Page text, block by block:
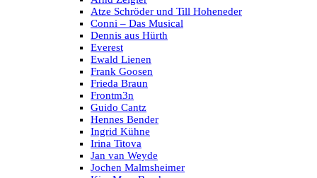
Atze Schröder und Till Hoheneder
Conni – Das Musical
Dennis aus Hürth
Everest
Ewald Lienen
Frank Goosen
Frieda Braun
Frontm3n
Guido Cantz
Hennes Bender
Ingrid Kühne
Irina Titova
Jan van Weyde
Jochen Malmsheimer